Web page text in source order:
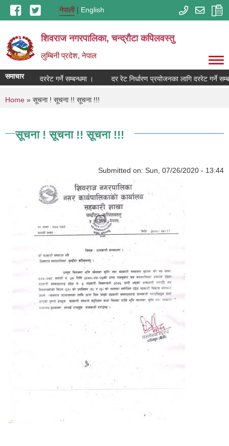
Skip to main contentनेपाली English
शिवराज नगरपालिका, चन्द्राैटा कपिलवस्तु
लुम्बिनी प्रदेश, नेपाल
समाचारलागि दररेट गर्ने सम्बन्धमा । दर रेट निर्धारण प्रयोजनका लागि दररेट गर्ने
You are here
Home » सूचना ! सूचना !! सूचना !!!
सूचना ! सूचना !! सूचना !!!
Submitted on: Sun, 07/26/2020 - 13:44